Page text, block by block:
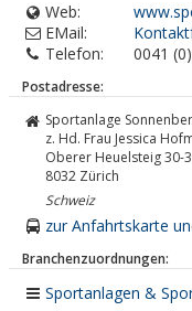
Web:
EMail:
Telefon:
0041
Postadresse:
Sportanlage
z. Hd. Frau Jessica
Oberer Heuelsteig 30-
8032 Zürich
Schweiz
zur Anfahrtskarte
Branchenzuordnungen:
Sportanlagen &